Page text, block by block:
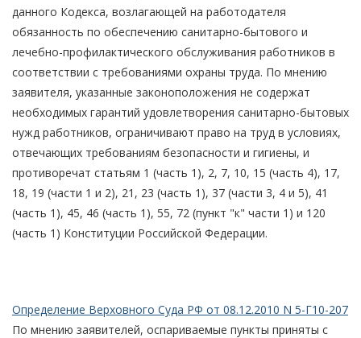
данного Кодекса, возлагающей на работодателя
обязанность по обеспечению санитарно-бытового и
лечебно-профилактического обслуживания работников в
соответствии с требованиями охраны труда. По мнению
заявителя, указанные законоположения не содержат
необходимых гарантий удовлетворения санитарно-бытовых
нужд работников, ограничивают право на труд в условиях,
отвечающих требованиям безопасности и гигиены, и
противоречат статьям 1 (часть 1), 2, 7, 10, 15 (часть 4), 17,
18, 19 (части 1 и 2), 21, 23 (часть 1), 37 (части 3, 4 и 5), 41
(часть 1), 45, 46 (часть 1), 55, 72 (пункт "к" части 1) и 120
(часть 1) Конституции Российской Федерации.
Определение Верховного Суда РФ от 08.12.2010 N 5-Г10-207
По мнению заявителей, оспариваемые пункты приняты с